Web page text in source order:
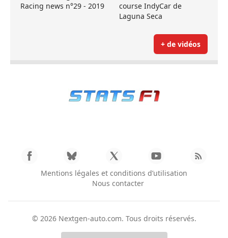
Racing news n°29 - 2019
course IndyCar de
Laguna Seca
+ de vidéos
Mentions légales et conditions d’utilisation
Nous contacter
© 2026 Nextgen-auto.com. Tous droits réservés.